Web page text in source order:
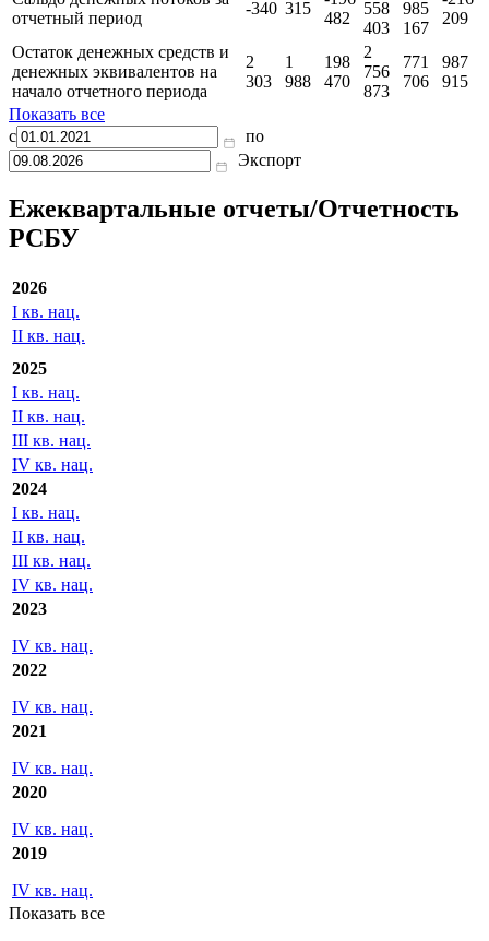
Сальдо денежных потоков от
финансовых операций
180
491
196
044
247
193
401
-25
586
Сальдо денежных потоков за
отчетный период
-340 315
-196
482
-2
558
403
1
985
-216
209
Остаток денежных средств и
денежных эквивалентов на
начало отчетного периода
2
303
988
с
по
Ежеквартальные отчеты/Отчетность
РСБУ
2026
I кв. нац.
II кв. нац.
2025
I кв. нац.
II кв. нац.
III кв. нац.
IV кв. нац.
2024
I кв. нац.
II кв. нац.
III кв. нац.
IV кв. нац.
IV кв. нац.
IV кв. нац.
IV кв. нац.
IV кв. нац.